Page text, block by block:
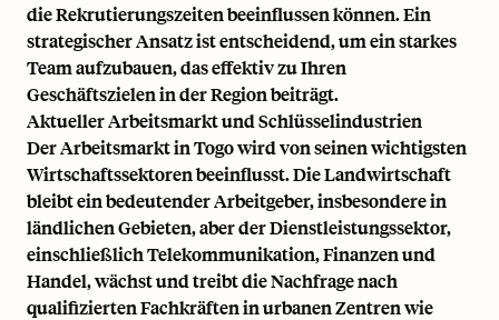
die Rekrutierungszeiten beeinflussen können. Ein
strategischer Ansatz ist entscheidend, um ein starkes
Team aufzubauen, das effektiv zu Ihren
Geschäftszielen in der Region beiträgt.
Aktueller Arbeitsmarkt und Schlüsselindustrien
Der Arbeitsmarkt in Togo wird von seinen wichtigsten
Wirtschaftssektoren beeinflusst. Die Landwirtschaft
bleibt ein bedeutender Arbeitgeber, insbesondere in
ländlichen Gebieten, aber der Dienstleistungssektor,
einschließlich Telekommunikation, Finanzen und
Handel, wächst und treibt die Nachfrage nach
qualifizierten Fachkräften in urbanen Zentren wie